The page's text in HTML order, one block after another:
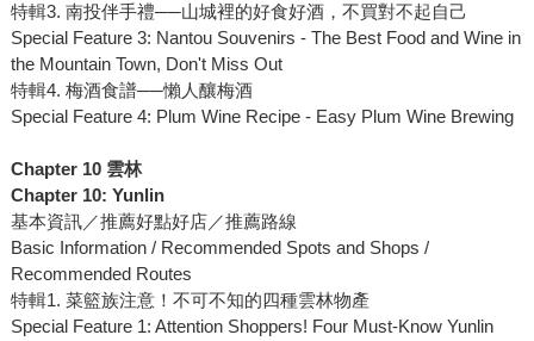
特輯3. 南投伴手禮──山城裡的好食好酒，不買對不起自己
Special Feature 3: Nantou Souvenirs - The Best Food and Wine in
the Mountain Town, Don't Miss Out
特輯4. 梅酒食譜──懶人釀梅酒
Special Feature 4: Plum Wine Recipe - Easy Plum Wine Brewing
Chapter 10 雲林
Chapter 10: Yunlin
基本資訊／推薦好點好店／推薦路線
Basic Information / Recommended Spots and Shops /
Recommended Routes
特輯1. 菜籃族注意！不可不知的四種雲林物產
Special Feature 1: Attention Shoppers! Four Must-Know Yunlin